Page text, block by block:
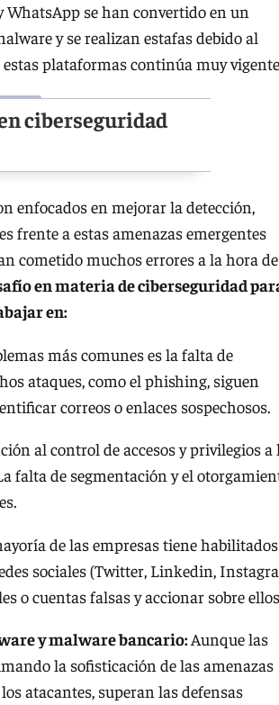
se han convertido en un
y se realizan estafas debido al
plataformas continúa muy
ciberseguridad
enfocados en mejorar la detección,
frente a estas amenazas emergentes
cometido muchos errores a la hora de
en materia de ciberseguridad
en:
más comunes es la falta de
ataques, como el phishing, siguen
correos o enlaces sospechosos.
al control de accesos y privilegios a
falta de segmentación y el
de las empresas tiene habilitados
sociales (Twitter, Linkedin,
o cuentas falsas y accionar sobre
y malware bancario:Aunque las
la sofisticación de las amenazas
atacantes, superan las defensas